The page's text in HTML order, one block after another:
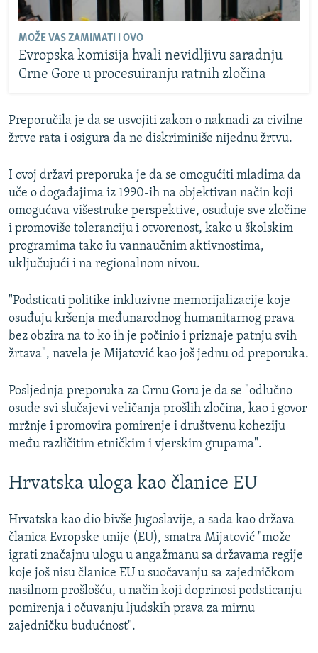
MOŽE VAS ZAMIMATI I OVO
Evropska komisija hvali nevidljivu saradnju
Crne Gore u procesuiranju ratnih zločina
Preporučila je da se usvojiti zakon o naknadi za civilne
žrtve rata i osigura da ne diskriminiše nijednu žrtvu.
I ovoj državi preporuka je da se omogućiti mladima da
uče o događajima iz 1990-ih na objektivan način koji
omogućava višestruke perspektive, osuđuje sve zločine
i promoviše toleranciju i otvorenost, kako u školskim
programima tako iu vannaučnim aktivnostima,
uključujući i na regionalnom nivou.
"Podsticati politike inkluzivne memorijalizacije koje
osuđuju kršenja međunarodnog humanitarnog prava
bez obzira na to ko ih je počinio i priznaje patnju svih
žrtava", navela je Mijatović kao još jednu od preporuka.
Posljednja preporuka za Crnu Goru je da se "odlučno
osude svi slučajevi veličanja prošlih zločina, kao i govor
mržnje i promovira pomirenje i društvenu koheziju
među različitim etničkim i vjerskim grupama".
Hrvatska uloga kao članice EU
Hrvatska kao dio bivše Jugoslavije, a sada kao država
članica Evropske unije (EU), smatra Mijatović "može
igrati značajnu ulogu u angažmanu sa državama regije
koje još nisu članice EU u suočavanju sa zajedničkom
nasilnom prošlošću, u način koji doprinosi podsticanju
pomirenja i očuvanju ljudskih prava za mirnu
zajedničku budućnost".